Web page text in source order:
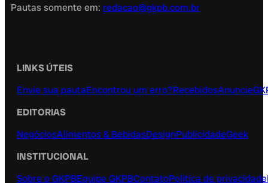
Pautas somente em: redacao@gkpb.com.br
LINKS ÚTEIS
Envie sua pautaEncontrou um erro?RecebidosAnuncie
EDITORIAS
NegóciosAlimentos & BebidasDesignPublicidadeGeek
INSTITUCIONAL
Sobre o GKPBEquipe GKPBContatoPolítica de privacidade